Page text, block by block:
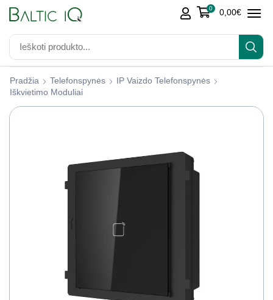
0 0,00€
Pradžia Telefonspynės
IP Vaizdo Telefonspynės
Iškvietimo Moduliai